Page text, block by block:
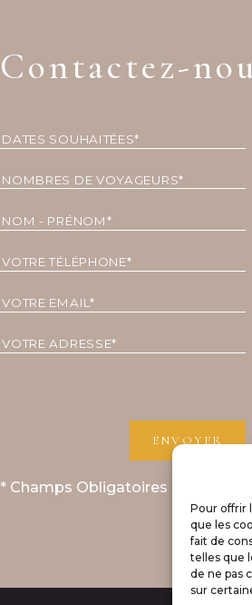
Pour offrir
que les
fait de
telles que
de ne pas
sur
Contactez-
* Champs Obligatoires